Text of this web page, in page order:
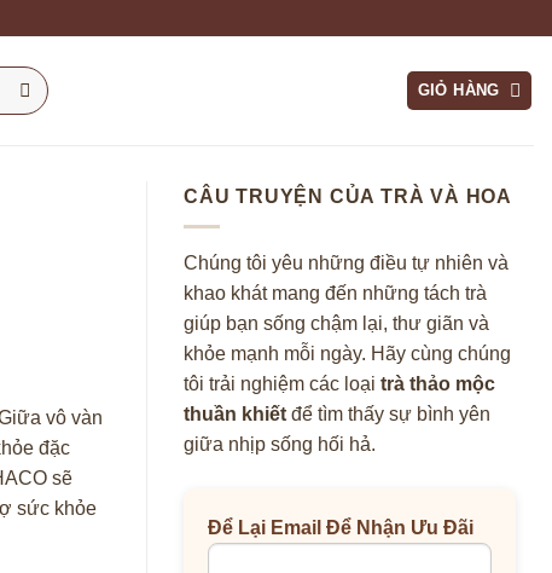
GIỎ HÀNG
vô vàn
đặc
sẽ
sức khỏe
CÂU TRUYỆN CỦA TRÀ VÀ HOA
Chúng tôi yêu những điều tự nhiên và
khao khát mang đến những tách trà
giúp bạn sống chậm lại, thư giãn và
khỏe mạnh mỗi ngày. Hãy cùng chúng
tôi trải nghiệm các loại trà thảo mộc
thuần khiết để tìm thấy sự bình yên
giữa nhịp sống hối hả.
Để Lại Email Để Nhận Ưu Đãi